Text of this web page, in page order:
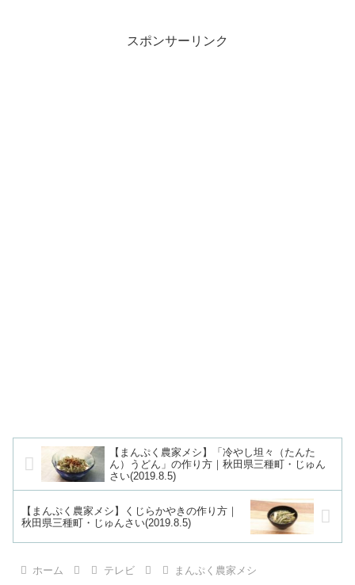
スポンサーリンク
【まんぷく農家メシ】「冷やし坦々（たんた
ん）うどん」の作り方｜秋田県三種町・じゅん
さい(2019.8.5)
【まんぷく農家メシ】くじらかやきの作り方｜
秋田県三種町・じゅんさい(2019.8.5)
ホーム テレビ まんぷく農家メシ